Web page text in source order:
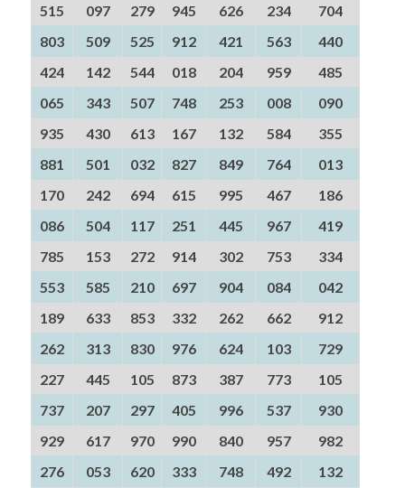
515
097 279 945 626 234
704
803
509 525 912 421 563
440
424
142 544 018 204 959
485
065
343 507 748 253 008
090
935
430 613 167 132 584
355
881
501 032 827 849 764
013
170
242 694 615 995 467
186
086
504 117 251 445 967
419
785
153 272 914 302 753
334
553
585 210 697 904 084
042
189
633 853 332 262 662
912
262
313 830 976 624 103
729
227
445 105 873 387 773
105
737
207 297 405 996 537
930
929
617 970 990 840 957
982
276
053 620 333 748 492 132